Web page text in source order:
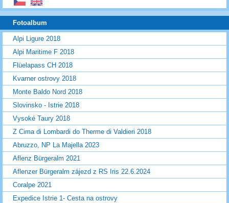
Fotoalbum
Alpi Ligure 2018
Alpi Maritime F 2018
Flüelapass CH 2018
Kvarner ostrovy 2018
Monte Baldo Nord 2018
Slovinsko - Istrie 2018
Vysoké Taury 2018
Z Cima di Lombardi do Therme di Valdieri 2018
Abruzzo, NP La Majella 2023
Aflenz Bürgeralm 2021
Aflenzer Bürgeralm zájezd z RS Iris 22.6.2024
Coralpe 2021
Expedice Istrie 1- Cesta na ostrovy